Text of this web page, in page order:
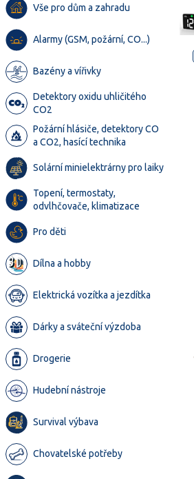
Vše pro dům a zahradu
Alarmy (GSM, požární, CO...)
Bazény a vířivky
Detektory oxidu uhličitého
CO2
Požární hlásiče, detektory CO
a CO2, hasící technika
Solární minielektrárny pro laiky
Topení, termostaty,
odvlhčovače, klimatizace
Pro děti
Dílna a hobby
Elektrická vozítka a jezdítka
Dárky a sváteční výzdoba
Drogerie
Hudební nástroje
Survival výbava
Chovatelské potřeby